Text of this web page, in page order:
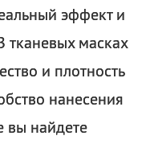
эффект и
тканевых масках
и плотность
нанесения
вы найдете